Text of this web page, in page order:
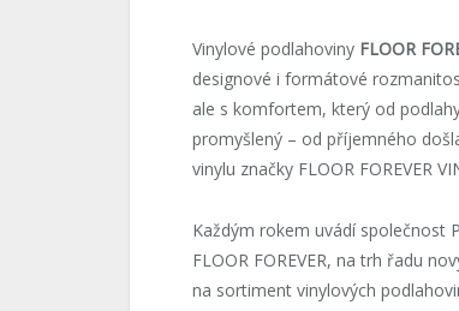
Vinylové podlahoviny FLOOR
designové i formátové
ale s komfortem, který od
promyšlený – od příjemného
vinylu značky FLOOR FOREVER
Každým rokem uvádí společnost
FLOOR FOREVER, na trh řadu
na sortiment vinylových